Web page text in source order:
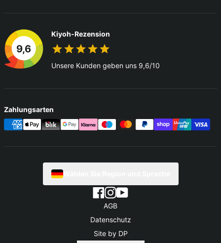
9,6
Kiyoh-Rezension
Unsere Kunden geben uns 9,6/10
Zahlungsarten
Wählen Sie Region und Sprache
AGB
Datenschutz
Site by DP